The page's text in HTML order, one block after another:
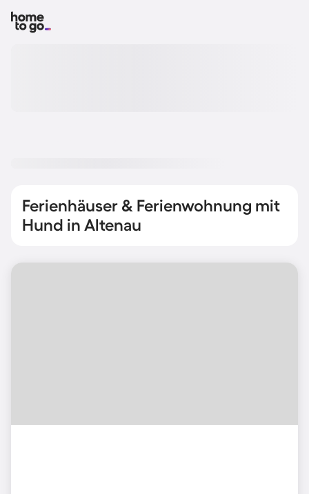
Ferienhäuser & Ferienwohnung mit
Hund in Altenau